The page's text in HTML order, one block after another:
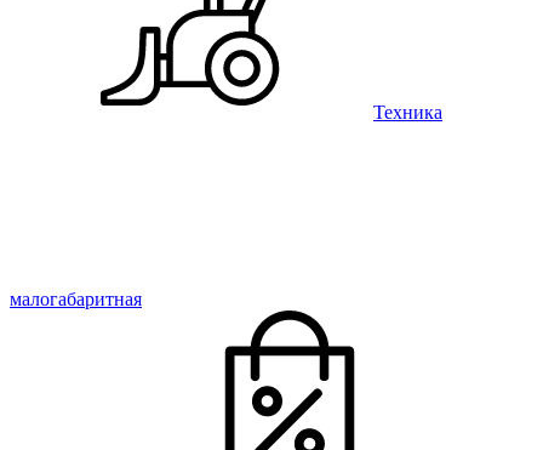
Техника
малогабаритная